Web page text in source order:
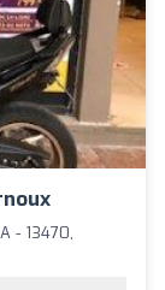
- 13470,